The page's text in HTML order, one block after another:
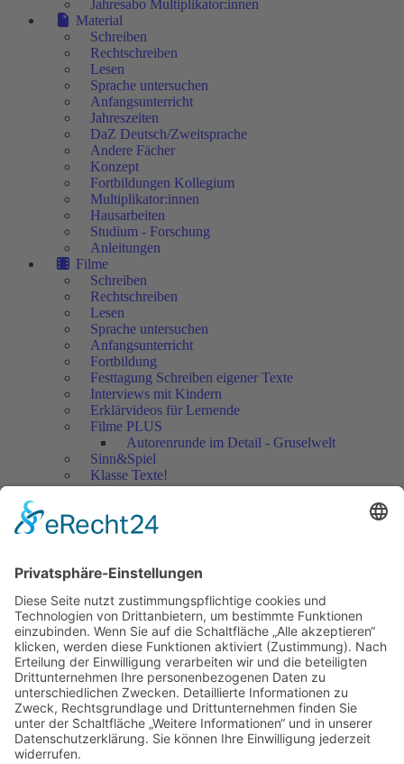
Jahresabo Multiplikator:innen
Material
Schreiben
Rechtschreiben
Lesen
Sprache untersuchen
Anfangsunterricht
Jahreszeiten
DaZ Deutsch/Zweitsprache
Andere Fächer
Konzept
Fortbildungen Kollegium
Multiplikator:innen
Hausarbeiten
Studium - Forschung
Anleitungen
Filme
Schreiben
Rechtschreiben
Lesen
Sprache untersuchen
Anfangsunterricht
Fortbildung
Festtagung Schreiben eigener Texte
Interviews mit Kindern
Erklärvideos für Lernende
Filme PLUS
Autorenrunde im Detail - Gruselwelt
Sinn&Spiel
Klasse Texte!
Filmausschnitte Grundschule
Jedes Kind wertschätzen!
Artikel
Artikel 2018
Artikel 2017
Artikel 2016
Artikel 2015
Artikel 2014
Artikel 2013
Artikel 2012
Artikel bis 2011
Artikel zum Download - Religion
Artikel zum Download